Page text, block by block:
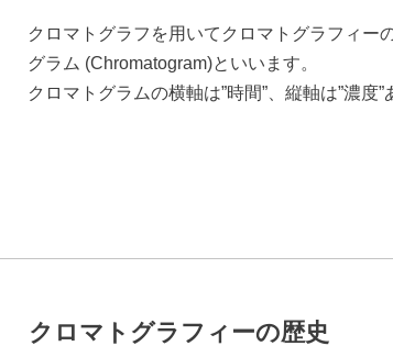
クロマトグラフを用いてクロマトグラフィー
グラム (Chromatogram)といいます。
クロマトグラムの横軸は”時間”、縦軸は”濃度”
クロマトグラフィーの歴史